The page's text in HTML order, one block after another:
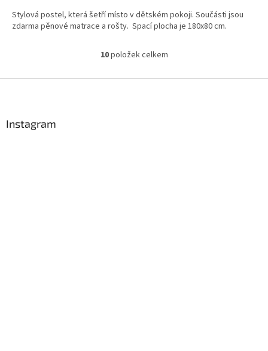
Stylová postel, která šetří místo v dětském pokoji. Součásti jsou
zdarma pěnové matrace a rošty. Spací plocha je 180x80 cm.
O
l
10položek celkem
Instagram